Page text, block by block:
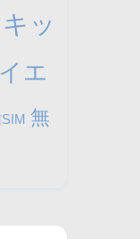
キッ
エ
無